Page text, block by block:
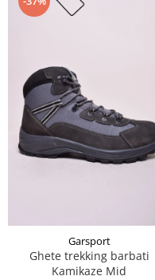
Garsport
Ghete trekking barbati
Kamikaze Mid